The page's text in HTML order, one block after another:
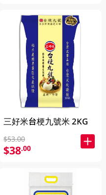
三好米台梗九號米 2KG
$53.00
$38.00